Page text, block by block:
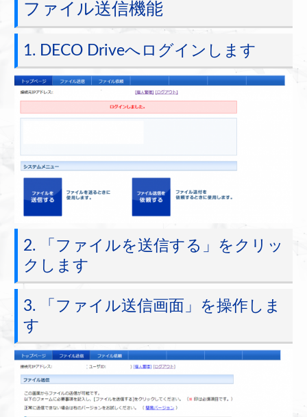
ファイル送信機能
1. DECO Driveへログインします
2. 「ファイルを送信する」をクリッ
クします
3. 「ファイル送信画面」を操作しま
す